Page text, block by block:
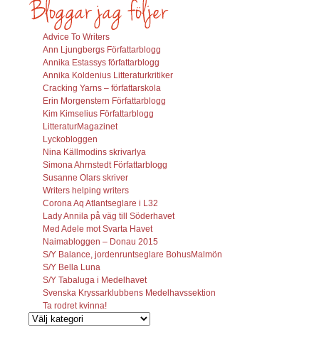
Advice To Writers
Ann Ljungbergs Författarblogg
Annika Estassys författarblogg
Annika Koldenius Litteraturkritiker
Cracking Yarns – författarskola
Erin Morgenstern Författarblogg
Kim Kimselius Författarblogg
LitteraturMagazinet
Lyckobloggen
Nina Källmodins skrivarlya
Simona Ahrnstedt Författarblogg
Susanne Olars skriver
Writers helping writers
Corona Aq Atlantseglare i L32
Lady Annila på väg till Söderhavet
Med Adele mot Svarta Havet
Naimabloggen – Donau 2015
S/Y Balance, jordenruntseglare BohusMalmön
S/Y Bella Luna
S/Y Tabaluga i Medelhavet
Svenska Kryssarklubbens Medelhavssektion
Ta rodret kvinna!
Vilka